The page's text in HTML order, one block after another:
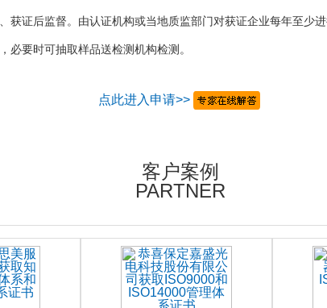
获证后监督。由认证机构或当地质监部门对获证企业每年至少
必要时可抽取样品送检测机构检测。
点此进入申请>>
客户案例
PARTNER